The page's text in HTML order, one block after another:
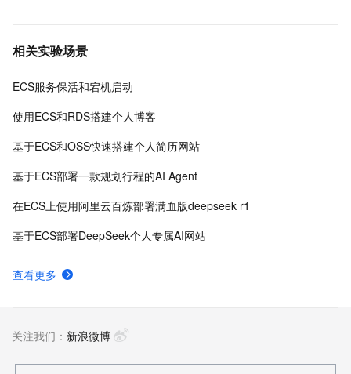
相关实验场景
ECS服务保活和宕机启动
使用ECS和RDS搭建个人博客
基于ECS和OSS快速搭建个人简历网站
基于ECS部署一款规划行程的AI Agent
在ECS上使用阿里云百炼部署满血版deepseek r1
基于ECS部署DeepSeek个人专属AI网站
查看更多
关注我们： 新浪微博